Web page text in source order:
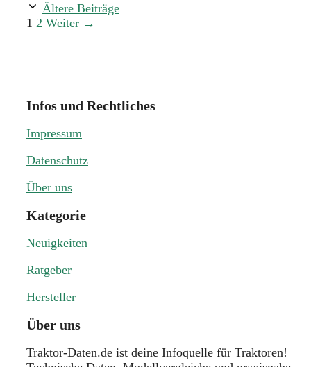
Ältere Beiträge
Seite
1 Seite
2 Weiter →
Infos und Rechtliches
Impressum
Datenschutz
Über uns
Kategorie
Neuigkeiten
Ratgeber
Hersteller
Über uns
Traktor-Daten.de ist deine Infoquelle für Traktoren!